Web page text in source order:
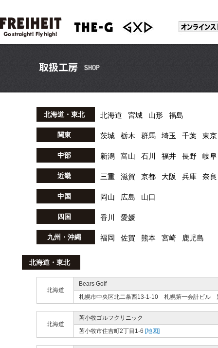
北海道・東北 北海道 宮城 山形 福島
関東 茨城 栃木 群馬 埼玉 千葉 東京
中部 新潟 富山 石川 福井 長野 岐阜
近畿 三重 滋賀 京都 大阪 兵庫 奈良
中国 岡山 広島 山口
四国 香川 愛媛
九州・沖縄 福岡 佐賀 熊本 宮崎 鹿児島
北海道・東北
北海道
Bears Golf
札幌市中央区北二条西13-1-10 札幌第一会計ビル
北海道
苫小牧ゴルフクリニック
苫小牧市住吉町2丁目1-6 [地図]